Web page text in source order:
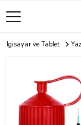
Bilgisayar ve Tablet